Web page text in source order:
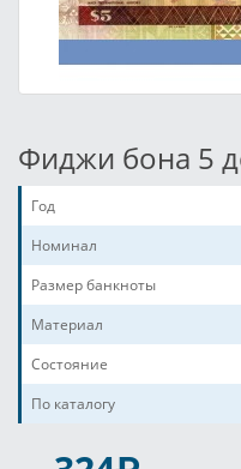
Фиджи бона 5
Год
Номинал
Размер банкноты
Материал
Состояние
По каталогу